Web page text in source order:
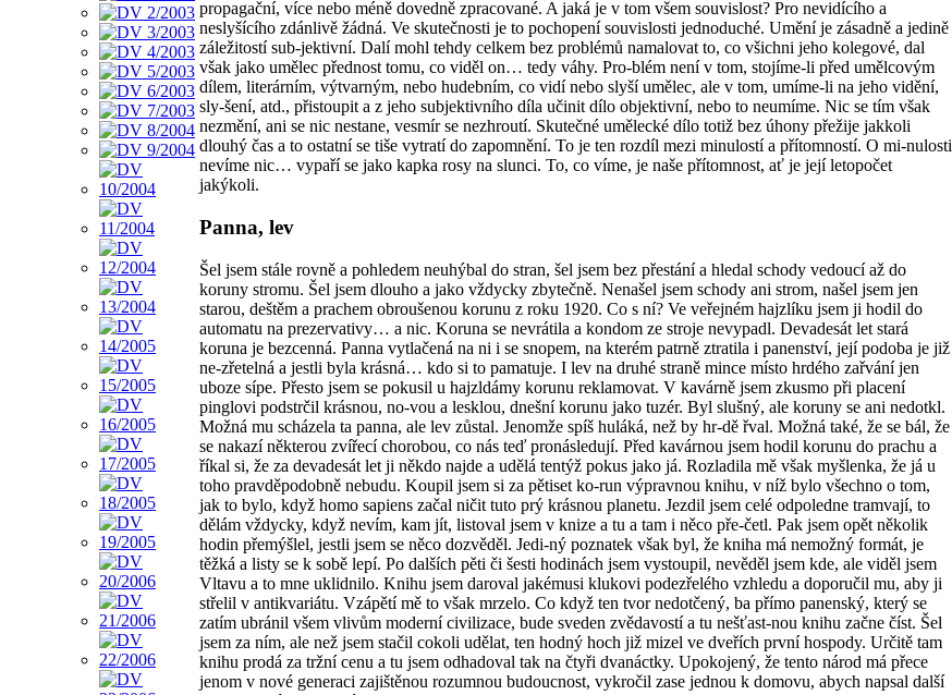
propagační, více nebo méně dovedně zpracované. A jaká je v tom všem souvislost? Pro nevidícího a
neslyšícího zdánlivě žádná. Ve skutečnosti je to pochopení souvislosti jednoduché. Umění je zásadně a jedině
záležitostí sub-jektivní. Dalí mohl tehdy celkem bez problémů namalovat to, co všichni jeho kolegové, dal
však jako umělec přednost tomu, co viděl on… tedy váhy. Pro-blém není v tom, stojíme-li před umělcovým
dílem, literárním, výtvarným, nebo hudebním, co vidí nebo slyší umělec, ale v tom, umíme-li na jeho vidění,
sly-šení, atd., přistoupit a z jeho subjektivního díla učinit dílo objektivní, nebo to neumíme. Nic se tím však
nezmění, ani se nic nestane, vesmír se nezhroutí. Skutečné umělecké dílo totiž bez úhony přežije jakkoli
dlouhý čas a to ostatní se tiše vytratí do zapomnění. To je ten rozdíl mezi minulostí a přítomností. O mi-nulosti
nevíme nic… vypaří se jako kapka rosy na slunci. To, co víme, je naše přítomnost, ať je její letopočet
jakýkoli.
Panna, lev
Šel jsem stále rovně a pohledem neuhýbal do stran, šel jsem bez přestání a hledal schody vedoucí až do
koruny stromu. Šel jsem dlouho a jako vždycky zbytečně. Nenašel jsem schody ani strom, našel jsem jen
starou, deštěm a prachem obroušenou korunu z roku 1920. Co s ní? Ve veřejném hajzlíku jsem ji hodil do
automatu na prezervativy… a nic. Koruna se nevrátila a kondom ze stroje nevypadl. Devadesát let stará
koruna je bezcenná. Panna vytlačená na ni i se snopem, na kterém patrně ztratila i panenství, její podoba je již
ne-zřetelná a jestli byla krásná… kdo si to pamatuje. I lev na druhé straně mince místo hrdého zařvání jen
uboze sípe. Přesto jsem se pokusil u hajzldámy korunu reklamovat. V kavárně jsem zkusmo při placení
pinglovi podstrčil krásnou, no-vou a lesklou, dnešní korunu jako tuzér. Byl slušný, ale koruny se ani nedotkl.
Možná mu scházela ta panna, ale lev zůstal. Jenomže spíš huláká, než by hr-dě řval. Možná také, že se bál, že
se nakazí některou zvířecí chorobou, co nás teď pronásledují. Před kavárnou jsem hodil korunu do prachu a
říkal si, že za devadesát let ji někdo najde a udělá tentýž pokus jako já. Rozladila mě však myšlenka, že já u
toho pravděpodobně nebudu. Koupil jsem si za pětiset ko-run výpravnou knihu, v níž bylo všechno o tom,
jak to bylo, když homo sapiens začal ničit tuto prý krásnou planetu. Jezdil jsem celé odpoledne tramvají, to
dělám vždycky, když nevím, kam jít, listoval jsem v knize a tu a tam i něco pře-četl. Pak jsem opět několik
hodin přemýšlel, jestli jsem se něco dozvěděl. Jedi-ný poznatek však byl, že kniha má nemožný formát, je
těžká a listy se k sobě lepí. Po dalších pěti či šesti hodinách jsem vystoupil, nevěděl jsem kde, ale viděl jsem
Vltavu a to mne uklidnilo. Knihu jsem daroval jakémusi klukovi podezřelého vzhledu a doporučil mu, aby ji
střelil v antikvariátu. Vzápětí mě to však mrzelo. Co když ten tvor nedotčený, ba přímo panenský, který se
zatím ubránil všem vlivům moderní civilizace, bude sveden zvědavostí a tu nešťast-nou knihu začne číst. Šel
jsem za ním, ale než jsem stačil cokoli udělat, ten hodný hoch již mizel ve dveřích první hospody. Určitě tam
knihu prodá za tržní cenu a tu jsem odhadoval tak na čtyři dvanáctky. Upokojený, že tento národ má přece
jenom v nové generaci zajištěnou rozumnou budoucnost, vykročil zase jednou k domovu, abych napsal další